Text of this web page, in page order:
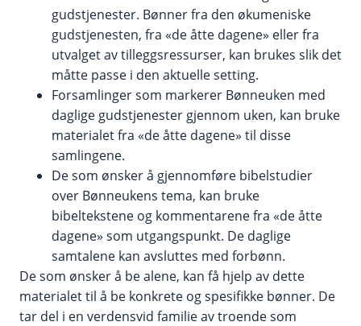
gudstjenester. Bønner fra den økumeniske
gudstjenesten, fra «de åtte dagene» eller fra
utvalget av tilleggsressurser, kan brukes slik det
måtte passe i den aktuelle setting.
Forsamlinger som markerer Bønneuken med
daglige gudstjenester gjennom uken, kan bruke
materialet fra «de åtte dagene» til disse
samlingene.
De som ønsker å gjennomføre bibelstudier
over Bønneukens tema, kan bruke
bibeltekstene og kommentarene fra «de åtte
dagene» som utgangspunkt. De daglige
samtalene kan avsluttes med forbønn.
De som ønsker å be alene, kan få hjelp av dette
materialet til å be konkrete og spesifikke bønner. De
tar del i en verdensvid familie av troende som